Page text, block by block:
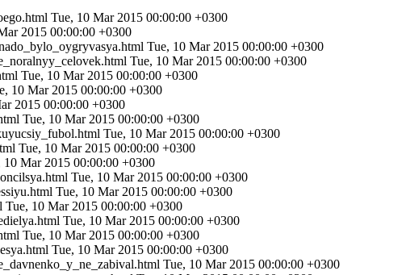
Tue, 10 Mar 2015 00:00:00 +0300
2015 00:00:00 +0300
Tue, 10 Mar 2015 00:00:00 +0300
Tue, 10 Mar 2015 00:00:00 +0300
Tue, 10 Mar 2015 00:00:00 +0300
10 Mar 2015 00:00:00 +0300
2015 00:00:00 +0300
Tue, 10 Mar 2015 00:00:00 +0300
Tue, 10 Mar 2015 00:00:00 +0300
Tue, 10 Mar 2015 00:00:00 +0300
10 Mar 2015 00:00:00 +0300
Tue, 10 Mar 2015 00:00:00 +0300
Tue, 10 Mar 2015 00:00:00 +0300
Tue, 10 Mar 2015 00:00:00 +0300
Tue, 10 Mar 2015 00:00:00 +0300
Tue, 10 Mar 2015 00:00:00 +0300
Tue, 10 Mar 2015 00:00:00 +0300
Tue, 10 Mar 2015 00:00:00 +0300